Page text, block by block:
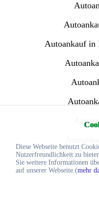
Diese Webseite benutzt
Nutzerfreundlichkeit zu
Sie weitere Informationen
auf unserer Webseite.(mehr
Autoankauf in
Weitere Autoankauf